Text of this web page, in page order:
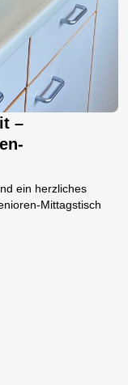
–
ein herzliches
Mittagstisch